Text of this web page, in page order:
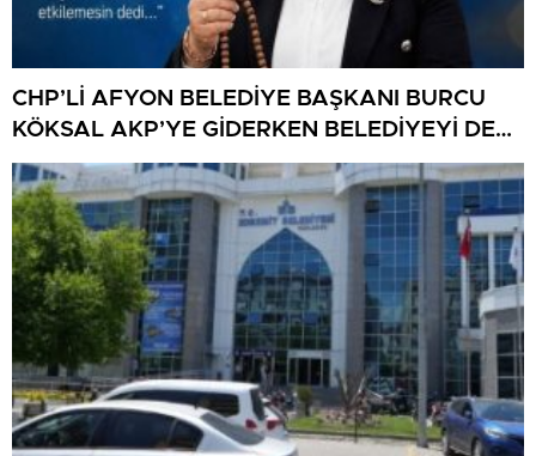
CHP’Lİ AFYON BELEDİYE BAŞKANI BURCU
KÖKSAL AKP’YE GİDERKEN BELEDİYEYİ DE
GÖTÜRÜYOR!